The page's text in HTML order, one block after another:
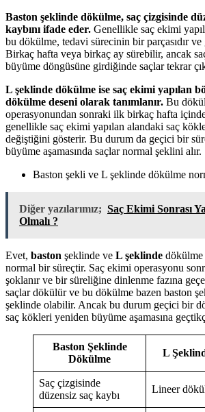
Baston şeklinde dökülme, saç çizgisinde
kaybını ifade eder. Genellikle saç ekimi
bu dökülme, tedavi sürecinin bir parçasıdır
Birkaç hafta veya birkaç ay sürebilir, ancak
büyüme döngüsüne girdiğinde saçlar tekrar
L şeklinde dökülme ise saç ekimi yapılan
dökülme deseni olarak tanımlanır. Bu
operasyonundan sonraki ilk birkaç hafta
genellikle saç ekimi yapılan alandaki saç
değiştiğini gösterir. Bu durum da geçici bir
büyüme aşamasında saçlar normal şeklini alır.
Baston şekli ve L şeklinde dökülme
Diğer yazılarımız; Saç Ekimi Sonrası
Olmalı ?
Evet, baston şeklinde ve L şeklinde dökülme
normal bir süreçtir. Saç ekimi operasyonu
şoklanır ve bir süreliğine dinlenme fazına
saçlar dökülür ve bu dökülme bazen baston
şeklinde olabilir. Ancak bu durum geçici bir
saç kökleri yeniden büyüme aşamasına
Baston Şeklinde
Dökülme
L
Saç çizgisinde
düzensiz saç kaybı
Lineer